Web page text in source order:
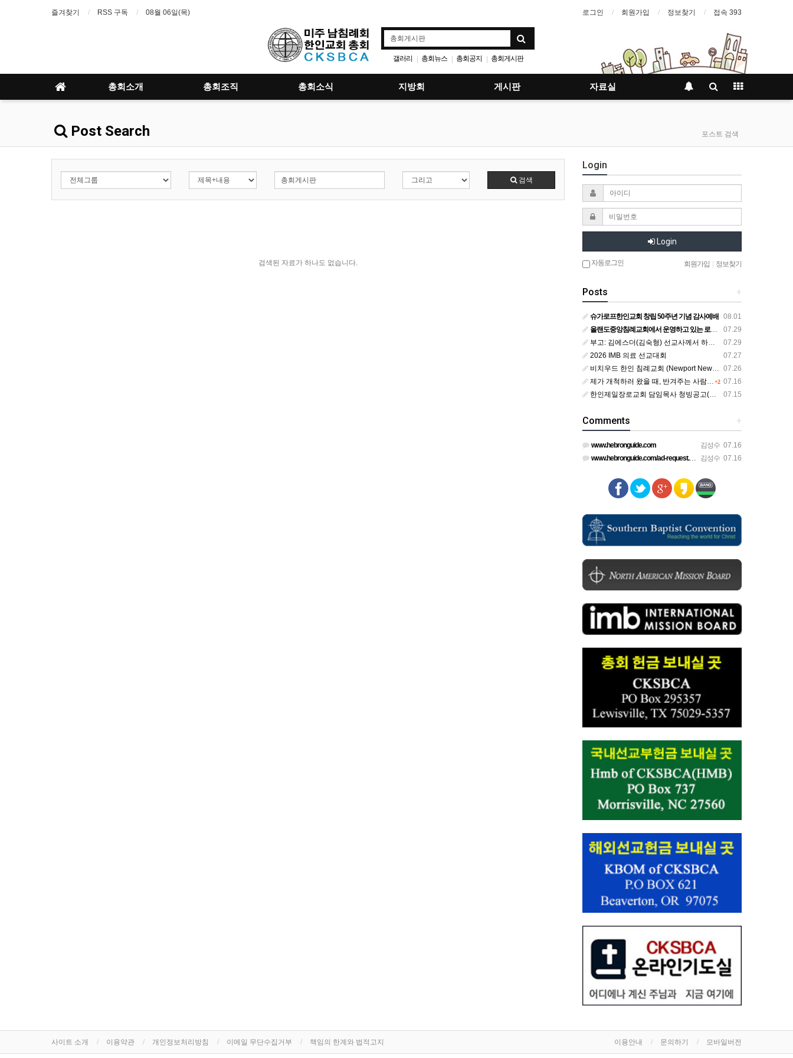
즐겨찾기 RSS 구독 08월 06일(목) 로그인 회원가입 정보찾기 접속 393
갤러리 | 총회뉴스 | 총회공지 | 총회게시판
총회소개 총회조직 총회소식 지방회 게시판 자료실
Post Search 포스트 검색
검색
검색된 자료가 하나도 없습니다.
Login
Login
자동로그인 회원가입 정보찾기
+
Posts
08.01
슈가로프한인교회 창립 50주년 기념 감사예배
07.29
올랜도중앙침례교회에서 운영하고 있는 로뎀선교관을 소개해 드립니다
07.29
부고: 김에스더(김숙형) 선교사께서 하나님의 부르심을 받았습니다.
07.27
2026 IMB 의료 선교대회
07.26
비치우드 한인 침례교회 (Newport News, Virginia) 담임목사 청빙
+2 07.16
제가 개척하러 왔을 때, 반겨주는 사람이 없었습니다.
07.15
한인제일장로교회 담임목사 청빙공고(교단 변경 가능한 교회)
+
Comments
김성수 07.16
www.hebronguide.com
김성수 07.16
www.hebronguide.com/ad-request.html
사이트 소개 이용약관 개인정보처리방침 이메일 무단수집거부 책임의 한계와 법적고지 이용안내 문의하기 모바일버전